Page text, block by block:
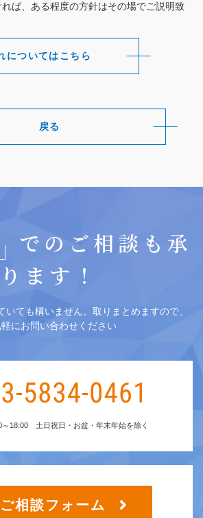
ば、ある程度の方針はその場でご説明致
についてはこちら
戻る
でのご相談も承
ります！
いても構いません。取りまとめますので、
にお問い合わせください
～18:00 土日祝日・お盆・年末年始を除く
ご相談フォーム